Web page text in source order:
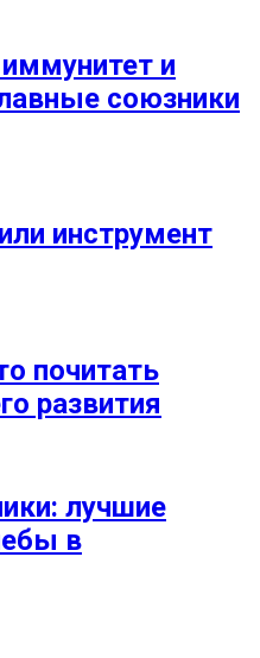
и
союзники
инструмент
почитать
развития
лучшие
в